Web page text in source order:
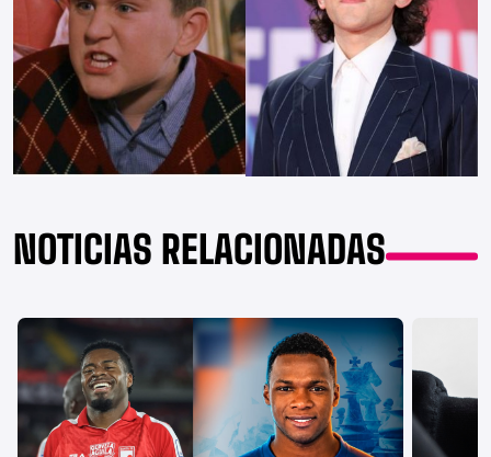
NOTICIAS RELACIONADAS